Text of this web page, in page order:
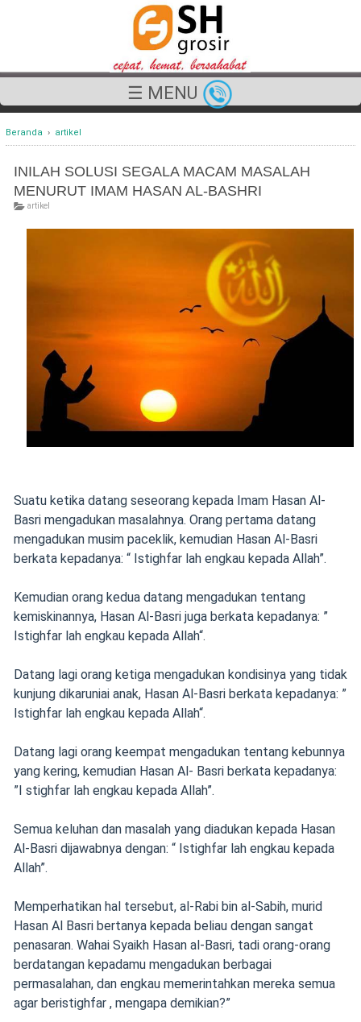
☰ MENU
Beranda › artikel
INILAH SOLUSI SEGALA MACAM MASALAH
MENURUT IMAM HASAN AL-BASHRI
artikel
Suatu ketika datang seseorang kepada Imam Hasan Al-
Basri mengadukan masalahnya. Orang pertama datang
mengadukan musim paceklik, kemudian Hasan Al-Basri
berkata kepadanya: “ Istighfar lah engkau kepada Allah”.
Kemudian orang kedua datang mengadukan tentang
kemiskinannya, Hasan Al-Basri juga berkata kepadanya: ”
Istighfar lah engkau kepada Allah“.
Datang lagi orang ketiga mengadukan kondisinya yang tidak
kunjung dikaruniai anak, Hasan Al-Basri berkata kepadanya: ”
Istighfar lah engkau kepada Allah“.
Datang lagi orang keempat mengadukan tentang kebunnya
yang kering, kemudian Hasan Al- Basri berkata kepadanya:
”I stighfar lah engkau kepada Allah”.
Semua keluhan dan masalah yang diadukan kepada Hasan
Al-Basri dijawabnya dengan: “ Istighfar lah engkau kepada
Allah”.
Memperhatikan hal tersebut, al-Rabi bin al-Sabih, murid
Hasan Al Basri bertanya kepada beliau dengan sangat
penasaran. Wahai Syaikh Hasan al-Basri, tadi orang-orang
berdatangan kepadamu mengadukan berbagai
permasalahan, dan engkau memerintahkan mereka semua
agar beristighfar , mengapa demikian?”